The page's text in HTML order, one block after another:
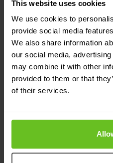
This website uses cookies
We use cookies to
provide social media
We also share information
our social media,
may combine it with other
provided to them or that
of their services.
ondersteund door een
Het 5G-netwerk
toegangsnetwerken
wireline en WiFi.
Vanuit het perspectief
ontstaan ​​waarbij 5G
netwerken commercieel
Ecosystemen worden